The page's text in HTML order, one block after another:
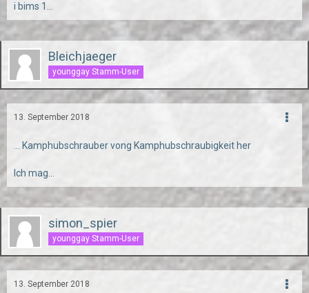
i bims 1...
Bleichjaeger
younggay Stamm-User
13. September 2018
... Kamphubschrauber vong Kamphubschraubigkeit her
Ich mag...
simon_spier
younggay Stamm-User
13. September 2018